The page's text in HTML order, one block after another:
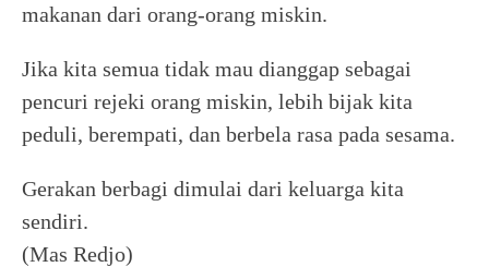
makanan dari orang-orang miskin.
Jika kita semua tidak mau dianggap sebagai
pencuri rejeki orang miskin, lebih bijak kita
peduli, berempati, dan berbela rasa pada sesama.
Gerakan berbagi dimulai dari keluarga kita
sendiri.
(Mas Redjo)